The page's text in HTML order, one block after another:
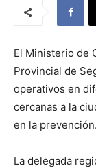
El Ministerio de
Provincial de
operativos en
cercanas a la
en la prevención.
La delegada